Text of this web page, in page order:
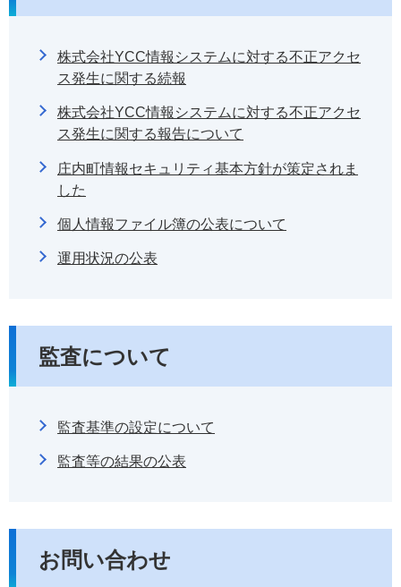
株式会社YCC情報システムに対する不正アクセ
ス発生に関する続報
株式会社YCC情報システムに対する不正アクセ
ス発生に関する報告について
庄内町情報セキュリティ基本方針が策定されま
した
個人情報ファイル簿の公表について
運用状況の公表
監査について
監査基準の設定について
監査等の結果の公表
お問い合わせ